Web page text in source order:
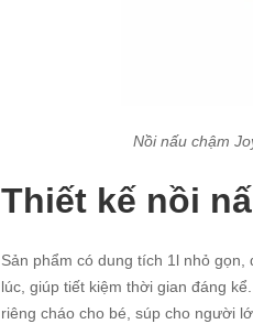
Nồi nấu chậm
Thiết kế nồi
Sản phẩm có dung tích 1l nhỏ gọn,
lúc, giúp tiết kiệm thời gian đáng
riêng cháo cho bé, súp cho người